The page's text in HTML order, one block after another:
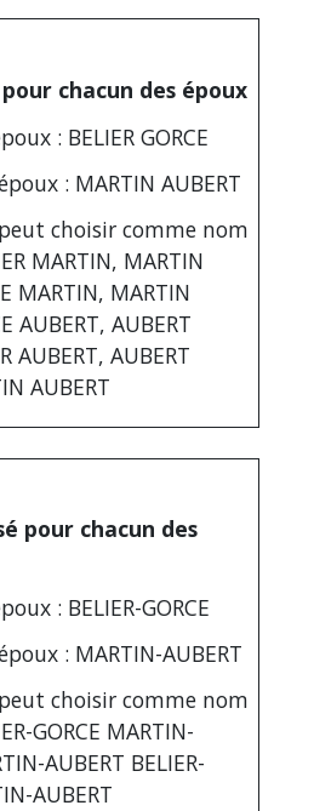
chacun des époux
: BELIER GORCE
: MARTIN AUBERT
choisir comme nom
MARTIN, MARTIN
MARTIN, MARTIN
AUBERT, AUBERT
AUBERT, AUBERT
AUBERT
pour chacun des
: BELIER-GORCE
: MARTIN-AUBERT
choisir comme nom
GORCE MARTIN-
AUBERT BELIER-
AUBERT